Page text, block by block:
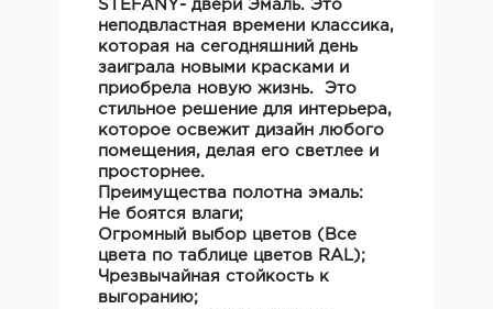
STEFANY- двери Эмаль. Это
неподвластная времени классика,
которая на сегодняшний день
заиграла новыми красками и
приобрела новую жизнь. Это
стильное решение для интерьера,
которое освежит дизайн любого
помещения, делая его светлее и
просторнее.
Преимущества полотна эмаль:
Не боятся влаги;
Огромный выбор цветов (Все
цвета по таблице цветов RAL);
Чрезвычайная стойкость к
выгоранию;